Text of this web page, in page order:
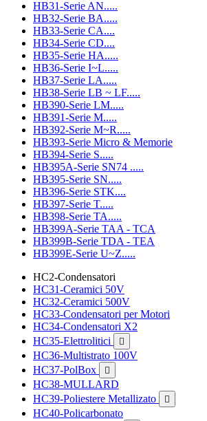
HB31-Serie AN.....
HB32-Serie BA.....
HB33-Serie CA....
HB34-Serie CD....
HB35-Serie HA.....
HB36-Serie I~L.....
HB37-Serie LA.....
HB38-Serie LB ~ LF.....
HB390-Serie LM.....
HB391-Serie M.....
HB392-Serie M~R.....
HB393-Serie Micro & Memorie
HB394-Serie S.....
HB395A-Serie SN74 .....
HB395-Serie SN.....
HB396-Serie STK....
HB397-Serie T.....
HB398-Serie TA.....
HB399A-Serie TAA - TCA
HB399B-Serie TDA - TEA
HB399E-Serie U~Z.....
HC2-Condensatori
HC31-Ceramici 50V
HC32-Ceramici 500V
HC33-Condensatori per Motori
HC34-Condensatori X2
HC35-Elettrolitici

HC36-Multistrato 100V
HC37-PolBox

HC38-MULLARD
HC39-Poliestere Metallizato

HC40-Policarbonato